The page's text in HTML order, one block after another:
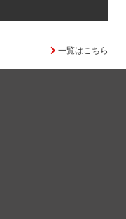
一覧はこちら